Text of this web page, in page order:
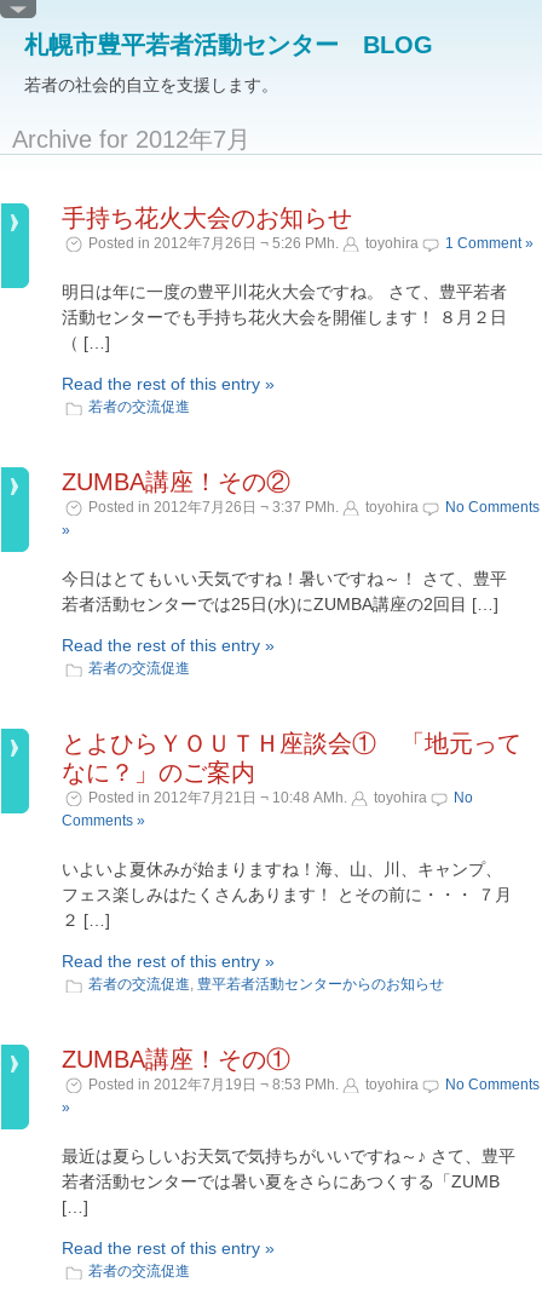
札幌市豊平若者活動センター BLOG
若者の社会的自立を支援します。
Archive for 2012年7月
手持ち花火大会のお知らせ
Posted in 2012年7月26日 ¬ 5:26 PMh. toyohira 1 Comment »
明日は年に一度の豊平川花火大会ですね。 さて、豊平若者
活動センターでも手持ち花火大会を開催します！ ８月２日
（ […]
Read the rest of this entry »
若者の交流促進
ZUMBA講座！その②
Posted in 2012年7月26日 ¬ 3:37 PMh. toyohira
No Comments
»
今日はとてもいい天気ですね！暑いですね～！ さて、豊平
若者活動センターでは25日(水)にZUMBA講座の2回目 […]
Read the rest of this entry »
若者の交流促進
とよひらＹＯＵＴＨ座談会① 「地元って
なに？」のご案内
Posted in 2012年7月21日 ¬ 10:48 AMh. toyohira
No
Comments »
いよいよ夏休みが始まりますね！海、山、川、キャンプ、
フェス楽しみはたくさんあります！ とその前に・・・ ７月
２ […]
Read the rest of this entry »
若者の交流促進, 豊平若者活動センターからのお知らせ
ZUMBA講座！その①
Posted in 2012年7月19日 ¬ 8:53 PMh. toyohira
No Comments
»
最近は夏らしいお天気で気持ちがいいですね～♪ さて、豊平
若者活動センターでは暑い夏をさらにあつくする「ZUMB
[…]
Read the rest of this entry »
若者の交流促進